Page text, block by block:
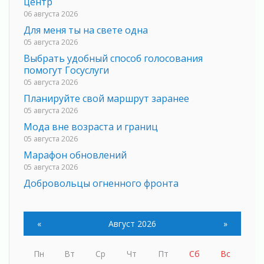
06 августа 2026
Для меня ты на свете одна
05 августа 2026
Выбрать удобный способ голосования
помогут Госуслуги
05 августа 2026
Планируйте свой маршрут заранее
05 августа 2026
Мода вне возраста и границ
05 августа 2026
Марафон обновлений
05 августа 2026
Добровольцы огненного фронта
С заботой о здоровье
05 августа 2026
Лучшая из лучших
05 августа 2026
« Август 2026 »
Пн Вт Ср Чт Пт Сб
Вс